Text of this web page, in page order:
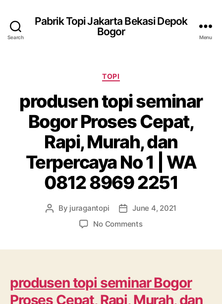
Search
Pabrik Topi Jakarta Bekasi Depok
Bogor
Menu
Categories
TOPI
produsen topi seminar
Bogor Proses Cepat,
Rapi, Murah, dan
Terpercaya No 1 | WA
0812 8969 2251
Post
By juragantopi
PostJune 4, 2021
No Commentson
Proses
Cepat,
Rapi,
produsen topi seminar Bogor
Proses Cepat, Rapi, Murah, dan